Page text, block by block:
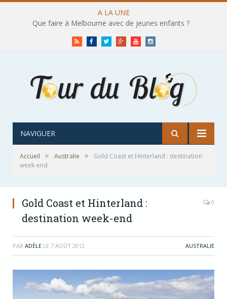
A LA UNE
Que faire à Melbourne avec de jeunes enfants ?
RSS FacebookTwitterGoogle+YoutubeInstagram
NAVIGUER
Accueil » Australie »
Gold Coast et Hinterland : destination
week-end
Gold Coast et Hinterland :
destination week-end
0
PAR ADÈLE LE 7 AOÛT 2012 AUSTRALIE